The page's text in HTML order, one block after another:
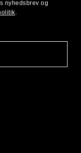
nyhedsbrev og
.